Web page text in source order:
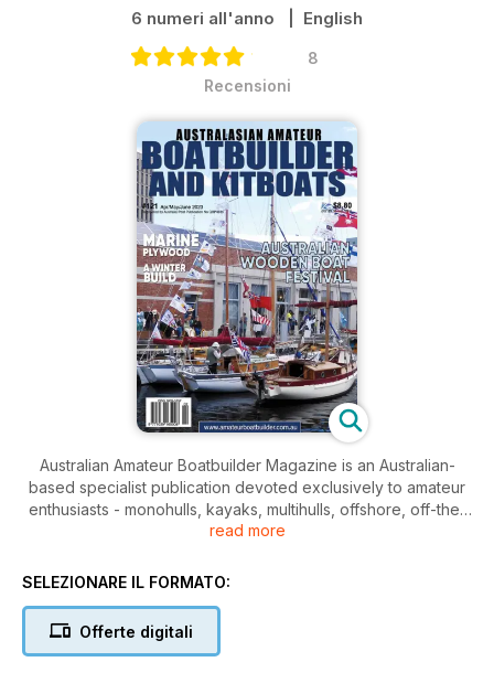
6 numeri all'anno | English
8
Recensioni
Australian Amateur Boatbuilder Magazine is an Australian-
based specialist publication devoted exclusively to amateur
enthusiasts - monohulls, kayaks, multihulls, offshore, off-the-
beach, power, racing and cruising. It is published 4 times a
worldwide catering entirely to amateur built boats.
read more
SELEZIONARE IL FORMATO:
Offerte digitali